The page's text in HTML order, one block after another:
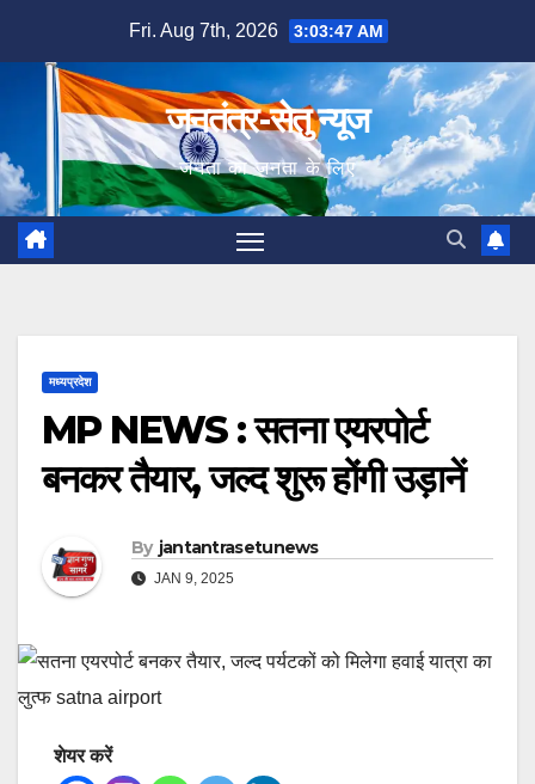
content
Fri. Aug 7th, 2026 3:03:48 AM
जनतंत्र-सेतु न्यूज
जनता का जनता के लिए
मध्यप्रदेश
MP NEWS : सतना एयरपोर्ट
बनकर तैयार, जल्द शुरू होंगी उड़ानें
By jantantrasetunews
JAN 9, 2025
शेयर करें